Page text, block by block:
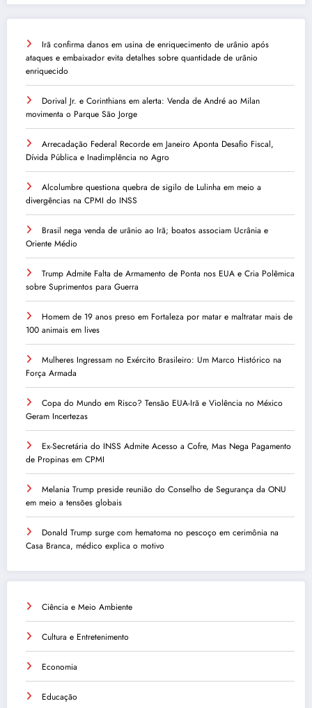
Irã confirma danos em usina de enriquecimento de urânio após
ataques e embaixador evita detalhes sobre quantidade de urânio
enriquecido
Dorival Jr. e Corinthians em alerta: Venda de André ao Milan
movimenta o Parque São Jorge
Arrecadação Federal Recorde em Janeiro Aponta Desafio Fiscal,
Dívida Pública e Inadimplência no Agro
Alcolumbre questiona quebra de sigilo de Lulinha em meio a
divergências na CPMI do INSS
Brasil nega venda de urânio ao Irã; boatos associam Ucrânia e
Oriente Médio
Trump Admite Falta de Armamento de Ponta nos EUA e Cria Polêmica
sobre Suprimentos para Guerra
Homem de 19 anos preso em Fortaleza por matar e maltratar mais de
100 animais em lives
Mulheres Ingressam no Exército Brasileiro: Um Marco Histórico na
Força Armada
Copa do Mundo em Risco? Tensão EUA-Irã e Violência no México
Geram Incertezas
Ex-Secretária do INSS Admite Acesso a Cofre, Mas Nega Pagamento
de Propinas em CPMI
Melania Trump preside reunião do Conselho de Segurança da ONU
em meio a tensões globais
Donald Trump surge com hematoma no pescoço em cerimônia na
Casa Branca, médico explica o motivo
Ciência e Meio Ambiente
Cultura e Entretenimento
Economia
Educação